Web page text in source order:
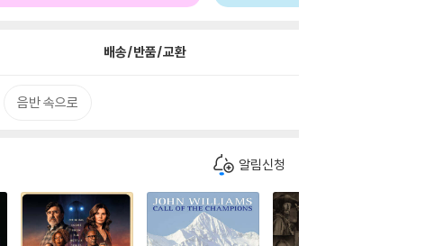
배송/반품/교환
음반 속으로
알림신청